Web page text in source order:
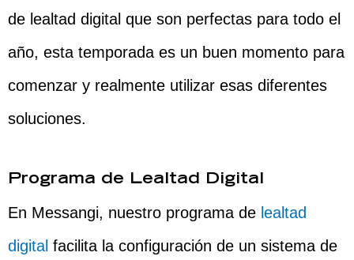
de lealtad digital que son perfectas para todo el
año, esta temporada es un buen momento para
comenzar y realmente utilizar esas diferentes
soluciones.
Programa de Lealtad Digital
En Messangi, nuestro programa de lealtad
digital facilita la configuración de un sistema de